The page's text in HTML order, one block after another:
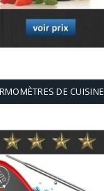
DE CUISINE